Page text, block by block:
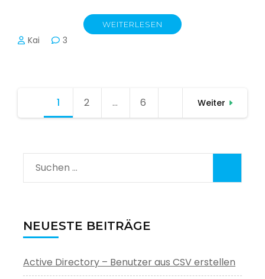
WEITERLESEN
Kai 3
Seitennummerierung
1 Seite
2 … Seite
6 Weiter
Suchen
nach:
NEUESTE BEITRÄGE
Active Directory – Benutzer aus CSV erstellen